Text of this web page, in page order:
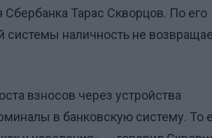
Тарас Скворцов. По его
наличность не
взносов через устройства
в банковскую систему. То